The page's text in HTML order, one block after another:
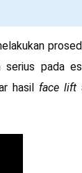
serius pada
hasil face lift